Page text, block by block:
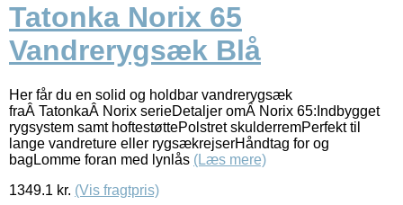
Tatonka Norix 65
Vandrerygsæk Blå
Her får du en solid og holdbar vandrerygsæk
fraÂ TatonkaÂ Norix serieDetaljer omÂ Norix 65:Indbygget
rygsystem samt hoftestøttePolstret skulderremPerfekt til
lange vandreture eller rygsækrejserHåndtag for og
bagLomme foran med lynlås (Læs mere)
1349.1 kr. (Vis fragtpris)